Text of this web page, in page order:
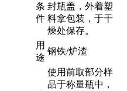
条
件
封瓶盖，外着塑
料拿包装，于干
燥处保存。
用
途
钢铁/炉渣
使用前取部分样
品于称量瓶中，